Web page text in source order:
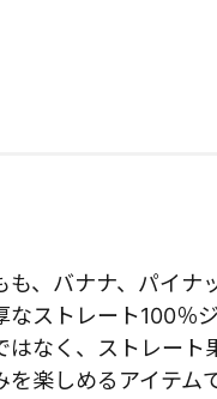
も、バナナ、パイナ
なストレート100％ジ
はなく、ストレート
を楽しめるアイテム